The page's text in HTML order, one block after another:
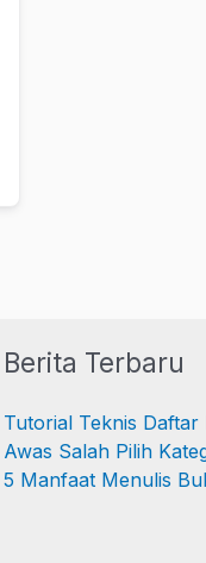
Berita Terbaru
Tutorial Teknis
Awas Salah Pilih
5 Manfaat Menulis